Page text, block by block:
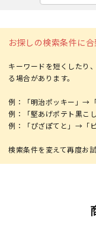
お探しの検索条件に
キーワードを短くしたり
る場合があります。
例：「明治ポッキー」→
例：「堅あげポテト黒こ
例：「ぴざぽてと」→「